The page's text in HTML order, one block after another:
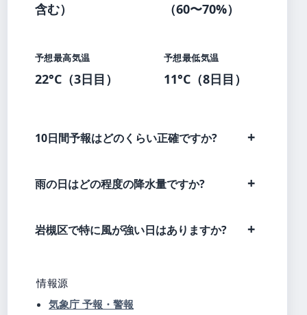
含む） （60〜70%）
予想最高気温
22°C（3日目）
予想最低気温
11°C（8日目）
10日間予報はどのくらい正確ですか?
雨の日はどの程度の降水量ですか?
岩槻区で特に風が強い日はありますか?
情報源
気象庁 予報・警報